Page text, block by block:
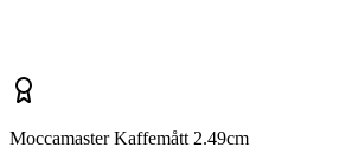
Moccamaster Kaffemått 2.49cm